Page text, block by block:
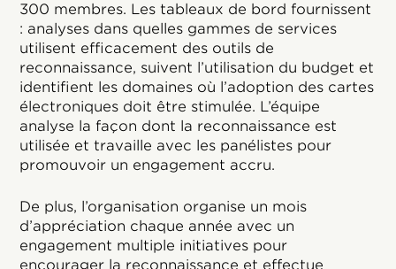
300 membres. Les tableaux de bord fournissent
: analyses dans quelles gammes de services
utilisent efficacement des outils de
reconnaissance, suivent l’utilisation du budget et
identifient les domaines où l’adoption des cartes
électroniques doit être stimulée. L’équipe
analyse la façon dont la reconnaissance est
utilisée et travaille avec les panélistes pour
promouvoir un engagement accru.
De plus, l’organisation organise un mois
d’appréciation chaque année avec un
engagement multiple initiatives pour
encourager la reconnaissance et effectue